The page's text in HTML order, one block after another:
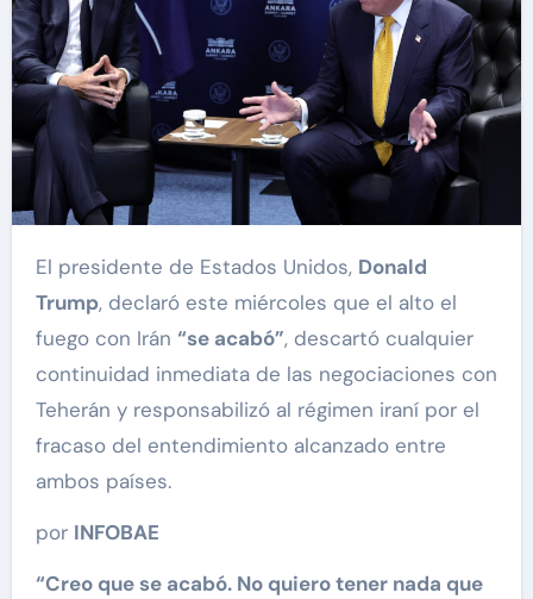
El presidente de Estados Unidos, Donald
Trump, declaró este miércoles que el alto el
fuego con Irán “se acabó”, descartó cualquier
continuidad inmediata de las negociaciones con
Teherán y responsabilizó al régimen iraní por el
fracaso del entendimiento alcanzado entre
ambos países.
por INFOBAE
“Creo que se acabó. No quiero tener nada que